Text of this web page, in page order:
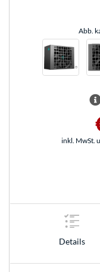
Abb.
inkl. MwSt.
Details